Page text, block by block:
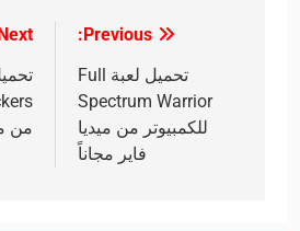
المقالات
Previous:
تحميل لعبة Full
Spectrum Warrior
للكمبيوتر من ميديا
فاير مجاناً
من